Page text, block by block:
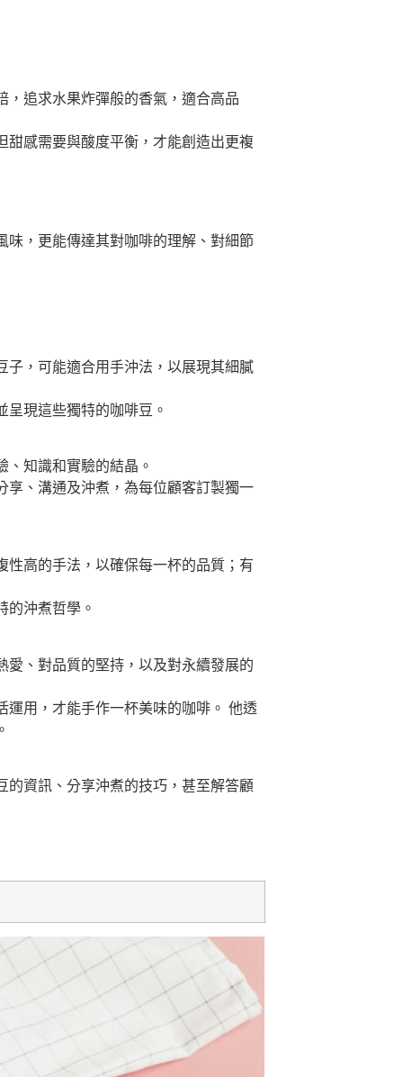
，追求水果炸彈般的香氣，適合高品
甜感需要與酸度平衡，才能創造出更複
味，更能傳達其對咖啡的理解、對細節
子，可能適合用手沖法，以展現其細膩
現這些獨特的咖啡豆。
知識和實驗的結晶。
享、溝通及沖煮，為每位顧客訂製獨一
性高的手法，以確保每一杯的品質；有
的沖煮哲學。
愛、對品質的堅持，以及對永續發展的
運用，才能手作一杯美味的咖啡。 他透
的資訊、分享沖煮的技巧，甚至解答顧